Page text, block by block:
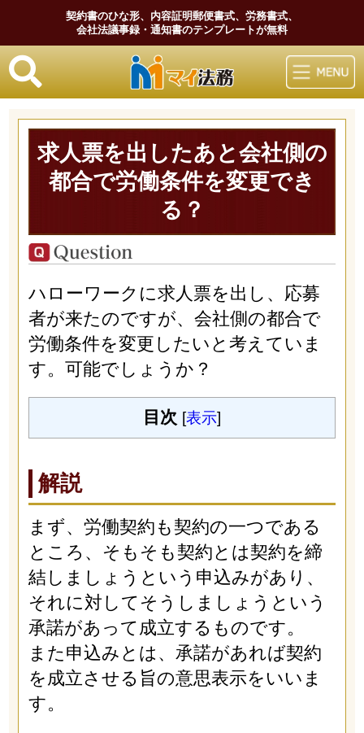
契約書のひな形、内容証明郵便書式、労務書式、
会社法議事録・通知書のテンプレートが無料
マイ法務
求人票を出したあと会社側の
都合で労働条件を変更でき
る？
ハローワークに求人票を出し、応募
者が来たのですが、会社側の都合で
労働条件を変更したいと考えていま
す。可能でしょうか？
目次 [表示]
解説
まず、労働契約も契約の一つである
ところ、そもそも契約とは契約を締
結しましょうという申込みがあり、
それに対してそうしましょうという
承諾があって成立するものです。
また申込みとは、承諾があれば契約
を成立させる旨の意思表示をいいま
す。